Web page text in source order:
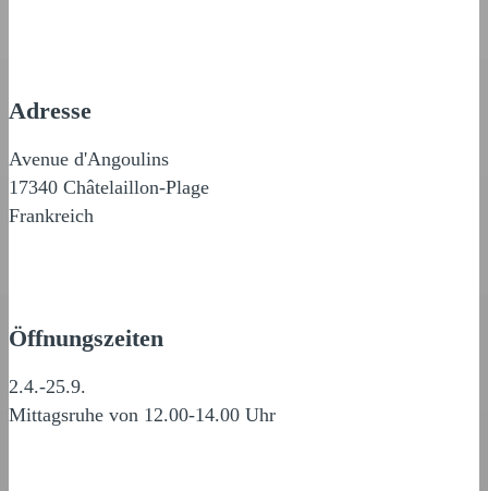
Adresse
Avenue d'Angoulins
17340 Châtelaillon-Plage
Frankreich
Öffnungszeiten
2.4.-25.9.
Mittagsruhe von 12.00-14.00 Uhr